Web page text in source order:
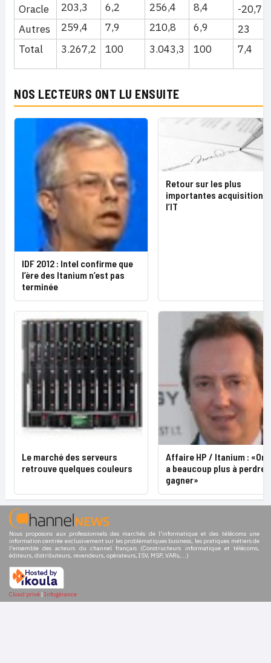
Oracle
203,3 6,2 256,4 8,4
-20,7
Autres
259,4 7,9 210,8 6,9
23
Total
3.267,2 100 3.043,3 100 7,4
NOS LECTEURS ONT LU ENSUITE
IDF 2012 : Intel confirme que
l’ère des Itanium n’est pas
terminée
Retour sur les plus
importantes acquisitions
l’IT
Le marché des serveurs
retrouve quelques couleurs
Affaire HP / Itanium :
a beaucoup plus à perdre
gagner»
Nous proposons aux professionnels des marchés de l'informatique et des télécoms une
information centrée exclusivement sur les problématiques business, les pratiques métiers de
l'ensemble des acteurs du channel français (Constructeurs informatique et télécoms,
éditeurs, distributeurs, revendeurs, opérateurs, ISV, MSP, VARs,...)
Cloud privé | Infogérance